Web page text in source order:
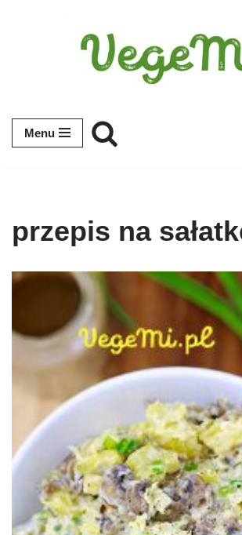
Menu
przepis na